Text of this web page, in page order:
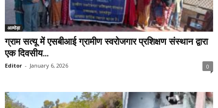
अल्मोड़ा
ग्राम सत्यू में एसबीआई ग्रामीण स्वरोजगार प्रशिक्षण संस्थान द्वारा
एक दिवसीय...
Editor - January 6, 2026 0